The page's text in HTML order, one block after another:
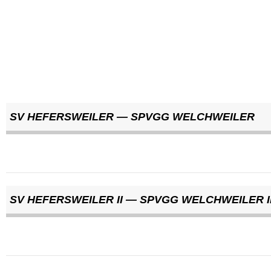
SV HEFERSWEILER — SPVGG WELCHWEILER
SV HEFERSWEILER II — SPVGG WELCHWEILER